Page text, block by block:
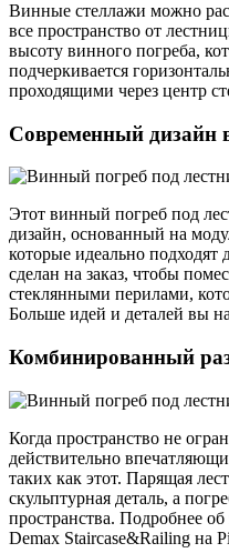
Винные стеллажи можно
все пространство от
высоту винного погреба,
подчеркивается
проходящими через центр
Современный дизайн
Этот винный погреб под
дизайн, основанный на
которые идеально подходят
сделан на заказ, чтобы
стеклянными перилами,
Больше идей и деталей вы
Комбинированный
Когда пространство не
действительно
таких как этот. Парящая
скульптурная деталь, а
пространства. Подробнее
Demax Staircase&Railing на